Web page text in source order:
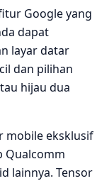
Google yang
dapat
layar datar
dan pilihan
hijau dua
mobile eksklusif
Qualcomm
lainnya. Tensor